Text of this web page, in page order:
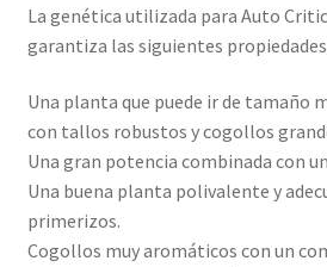
La genética utilizada para Auto
garantiza las siguientes
Una planta que puede ir de tamaño
con tallos robustos y cogollos
Una gran potencia combinada con
Una buena planta polivalente y
primerizos.
Cogollos muy aromáticos con un